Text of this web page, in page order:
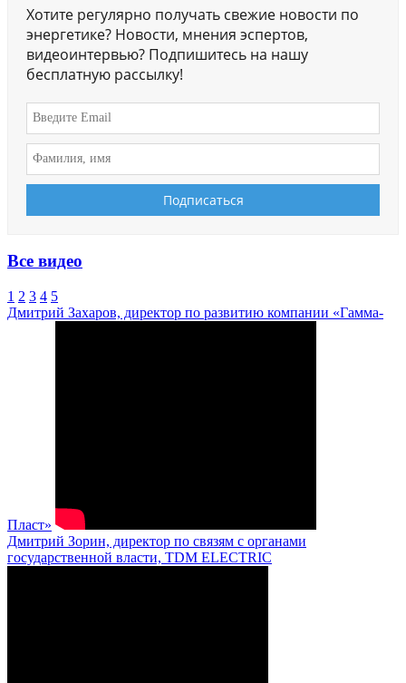
Хотите регулярно получать свежие новости по
энергетике? Новости, мнения эспертов,
видеоинтервью? Подпишитесь на нашу
бесплатную рассылку!
Все видео
1 2 3 4 5
Дмитрий Захаров, директор по развитию компании «Гамма-
Пласт»
Дмитрий Зорин, директор по связям с органами
государственной власти, TDM ELECTRIC